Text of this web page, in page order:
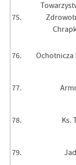
75.
76. Ochotnicza
77.
78. Ks.
79.